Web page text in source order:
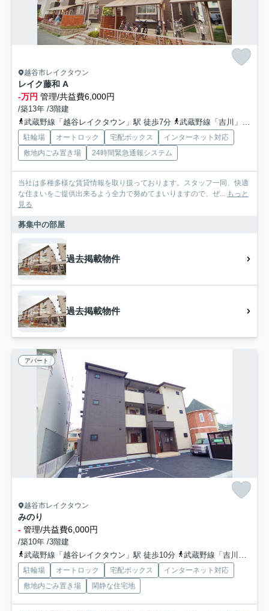
越谷市レイクタウン
レイク藤和 A
-万円 管理/共益費6,000円
/築13年 /3階建
武蔵野線「越谷レイクタウン」駅 徒歩7分
武蔵野線「吉川」駅 徒歩29分車8分 3.0km
駐輪場 オートロック 宅配ボックス
インターネット対応
敷地内ごみ置き場
24時間緊急通報システム
当社は多種多様な賃貸情報を取り扱っております。スタッフ一同、快適
な住まいをご提供出来るよう全力で努めてまいりますので、ぜ... もっと
見る
募集中の部屋
過去掲載物件
過去掲載物件
アパート
越谷市レイクタウン
みのり
- 管理/共益費6,000円
/築10年 /3階建
武蔵野線「越谷レイクタウン」駅 徒歩10分
武蔵野線「吉川」駅 徒歩35分
駐輪場 オートロック 宅配ボックス
インターネット対応
敷地内ごみ置き場
閑静な住宅地